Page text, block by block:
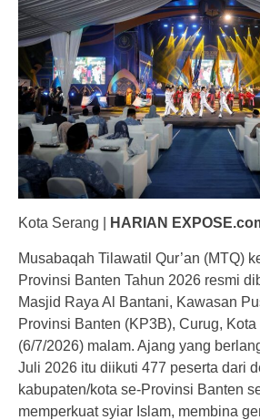
Kota Serang | HARIAN
Musabaqah Tilawatil Qur’an (MTQ)
Provinsi Banten Tahun 2026 resmi
Masjid Raya Al Bantani, Kawasan
Provinsi Banten (KP3B), Curug,
(6/7/2026) malam. Ajang yang
Juli 2026 itu diikuti 477 peserta dari
kabupaten/kota se-Provinsi Banten
memperkuat syiar Islam, membina